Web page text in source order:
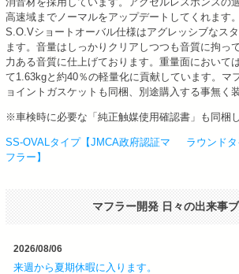
高速域までノーマルをアップデートしてくれます
S.O.Vショートオーバル仕様はアグレッシブなス
ます。音量はしっかりクリアしつつも音質に拘っ
力ある音質に仕上げております。重量面において
て1.63kgと約40％の軽量化に貢献しています。マ
ョイントガスケットも同梱、別途購入する事無く
※車検時に必要な「純正触媒使用確認書」も同梱し
ー
シ
SS-OVALタイプ【JMCA政府認証マ
フラー】
ラウンド
マフラー開発 日々の出来事
2026/08/06
来週から夏期休暇に入ります。